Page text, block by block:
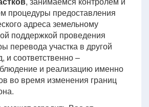
процедуры предоставления
адреса земельному
поддержкой проведения
перевода участка в другой
и соответственно –
и реализацию именно
во время изменения границ